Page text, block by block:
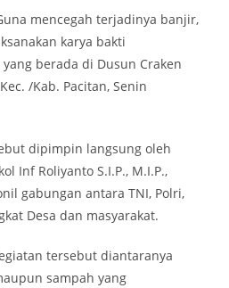
mencegah terjadinya banjir,
karya bakti
berada di Dusun Craken
/Kab. Pacitan, Senin
dipimpin langsung oleh
Inf Roliyanto S.I.P., M.I.P.,
gabungan antara TNI, Polri,
Desa dan masyarakat.
tersebut diantaranya
sampah yang